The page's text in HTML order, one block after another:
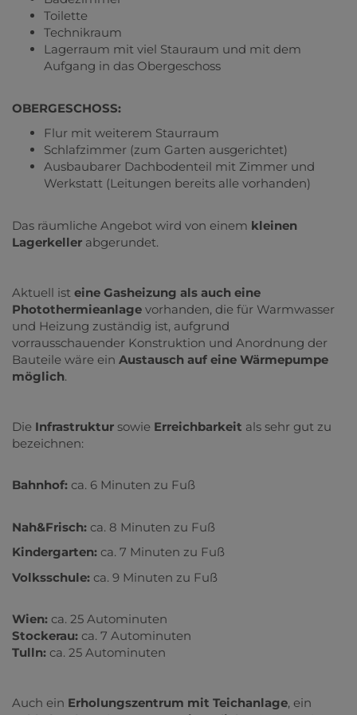
Toilette
Technikraum
Lagerraum mit viel Stauraum und mit dem
Aufgang in das Obergeschoss
OBERGESCHOSS:
Flur mit weiterem Staurraum
Schlafzimmer (zum Garten ausgerichtet)
Ausbaubarer Dachbodenteil mit Zimmer und
Werkstatt (Leitungen bereits alle vorhanden)
Das räumliche Angebot wird von einem kleinen
Lagerkeller abgerundet.
Aktuell ist eine Gasheizung als auch eine
Photothermieanlage vorhanden, die für Warmwasser
und Heizung zuständig ist, aufgrund
vorrausschauender Konstruktion und Anordnung der
Bauteile wäre ein Austausch auf eine Wärmepumpe
möglich.
Die Infrastruktur sowie Erreichbarkeit als sehr gut zu
bezeichnen:
Bahnhof: ca. 6 Minuten zu Fuß
Nah&Frisch: ca. 8 Minuten zu Fuß
Kindergarten: ca. 7 Minuten zu Fuß
Volksschule: ca. 9 Minuten zu Fuß
Wien: ca. 25 Autominuten
Stockerau: ca. 7 Autominuten
Tulln: ca. 25 Autominuten
Auch ein Erholungszentrum mit Teichanlage, ein